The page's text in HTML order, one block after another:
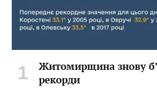
Житомирщина знову
рекорди